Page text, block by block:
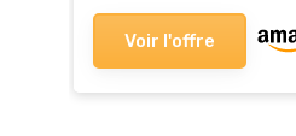
Voir l'offre